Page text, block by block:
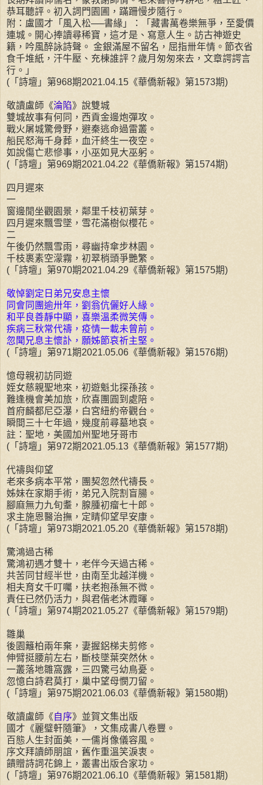
恭耳聽評。初入詞門園圃，蹣跚慢步隨行。
附：盧國才「風入松──書緣」：「藏書萬卷樂無爭，至愛價
連城。開心捧讀尋稀寶，這才是、寫意人生。訪古神遊史
籍，吟風醉詠詩聲。 金銀滿屋不留名，屈指卌年情。節衣省
食千堆紙，汗牛壓、充棟誰評？歲月匆匆來去，文章諤諤言
行。」
(「詩壇」第968期2021.04.15《華僑新報》第1573期)
敬讀盧師《淪陷》說雙城
雙城故事有何同，西貢金邊炮彈攻。
戰火屠城驚骨野，避秦逃命過雷叢。
船民怒海千身葬，血汗終生一夜空。
如說傷亡悲慘事，小巫如見大巫躬。
(「詩壇」第969期2021.04.22《華僑新報》第1574期)
四月遲來
一
窗邊閒坐觀園景，鄰里千枝初葉芽。
四月遲來飄雪墜，雪花滿樹似櫻花。
二
午後仍然飄雪雨，尋幽持傘步林園。
千枝裹素空濛霧，初翠梢頭爭艷繁。
(「詩壇」第970期2021.04.29《華僑新報》第1575期)
敬悼劉定日弟兄安息主懷
同會同團逾卅年，劉翁伉儷好人緣。
和平良善靜中顯，喜樂溫柔微笑傳。
疾病三秋常代禱，疫情一載未曾前。
忽聞兄息主懷訃，願姊節哀祈主堅。
(「詩壇」第971期2021.05.06《華僑新報》第1576期)
憶母親初訪同遊
姪女慈親聖地來，初遊魁北探孫孩。
難逢機會美加旅，欣喜團圓到處陪。
首府麟都尼亞瀑，白宮紐約帝觀台。
瞬間三十七年過，幾度前尋墓地哀。
註：聖地，美國加州聖地牙哥市
(「詩壇」第972期2021.05.13《華僑新報》第1577期)
代禱與仰望
老來多病本平常，團契忽然代禱長。
姊妹在家期手術，弟兄入院割盲腸。
腳麻無力九旬耋，腺腫初瘤七十郎。
求主施恩醫治撫，定睛仰望早安康。
(「詩壇」第973期2021.05.20《華僑新報》第1578期)
驚鴻過古稀
驚鴻初遇才雙十，老伴今天過古稀。
共苦同甘經半世，由南至北越洋機。
相夫育女千叮囑，扶老抱孫無不微。
責任已然仍活力，與君偕老沐霞暉。
(「詩壇」第974期2021.05.27《華僑新報》第1579期)
雛巢
後園籬柏兩年棄，妻握鋁梯夫剪修。
伸臂挺腰前左右，斷枝墜葉突然休。
一叢落地雛窩露，三四驚弓幼鳥憂。
忽憶白詩君莫打，巢中望母憫刀留。
(「詩壇」第975期2021.06.03《華僑新報》第1580期)
敬讀盧師《自序》並賀文集出版
國才《麗璧軒隨筆》，文集成書八卷豐。
百態人生封面美，一儒肖像儀容風。
序文拜讀師朋誼，舊作重溫笑淚衷。
饋贈詩詞花錦上，叢書出版合家功。
(「詩壇」第976期2021.06.10《華僑新報》第1581期)